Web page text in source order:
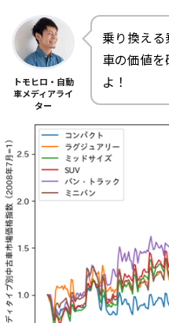
トモヒロ・自動
車メディアライ
ター
乗り換え
車の価値
よ！